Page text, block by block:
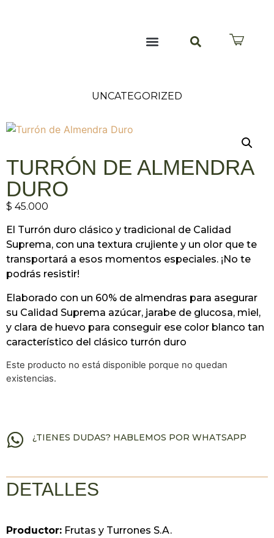
UNCATEGORIZED
TURRÓN DE ALMENDRA
DURO
$ 45.000
El Turrón duro clásico y tradicional de Calidad
Suprema, con una textura crujiente y un olor que te
transportará a esos momentos especiales. ¡No te
podrás resistir!
Elaborado con un 60% de almendras para asegurar
su Calidad Suprema azúcar, jarabe de glucosa, miel,
y clara de huevo para conseguir ese color blanco tan
característico del clásico turrón duro
Este producto no está disponible porque no quedan
existencias.
¿TIENES DUDAS? HABLEMOS POR WHATSAPP
DETALLES
Productor: Frutas y Turrones S.A.